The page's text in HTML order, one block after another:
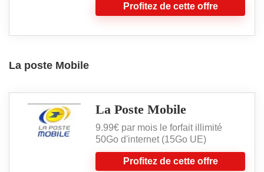
Profitez de cette offre
La poste Mobile
La Poste Mobile
9.99€ par mois le forfait illimité
50Go d'internet (15Go UE)
Profitez de cette offre